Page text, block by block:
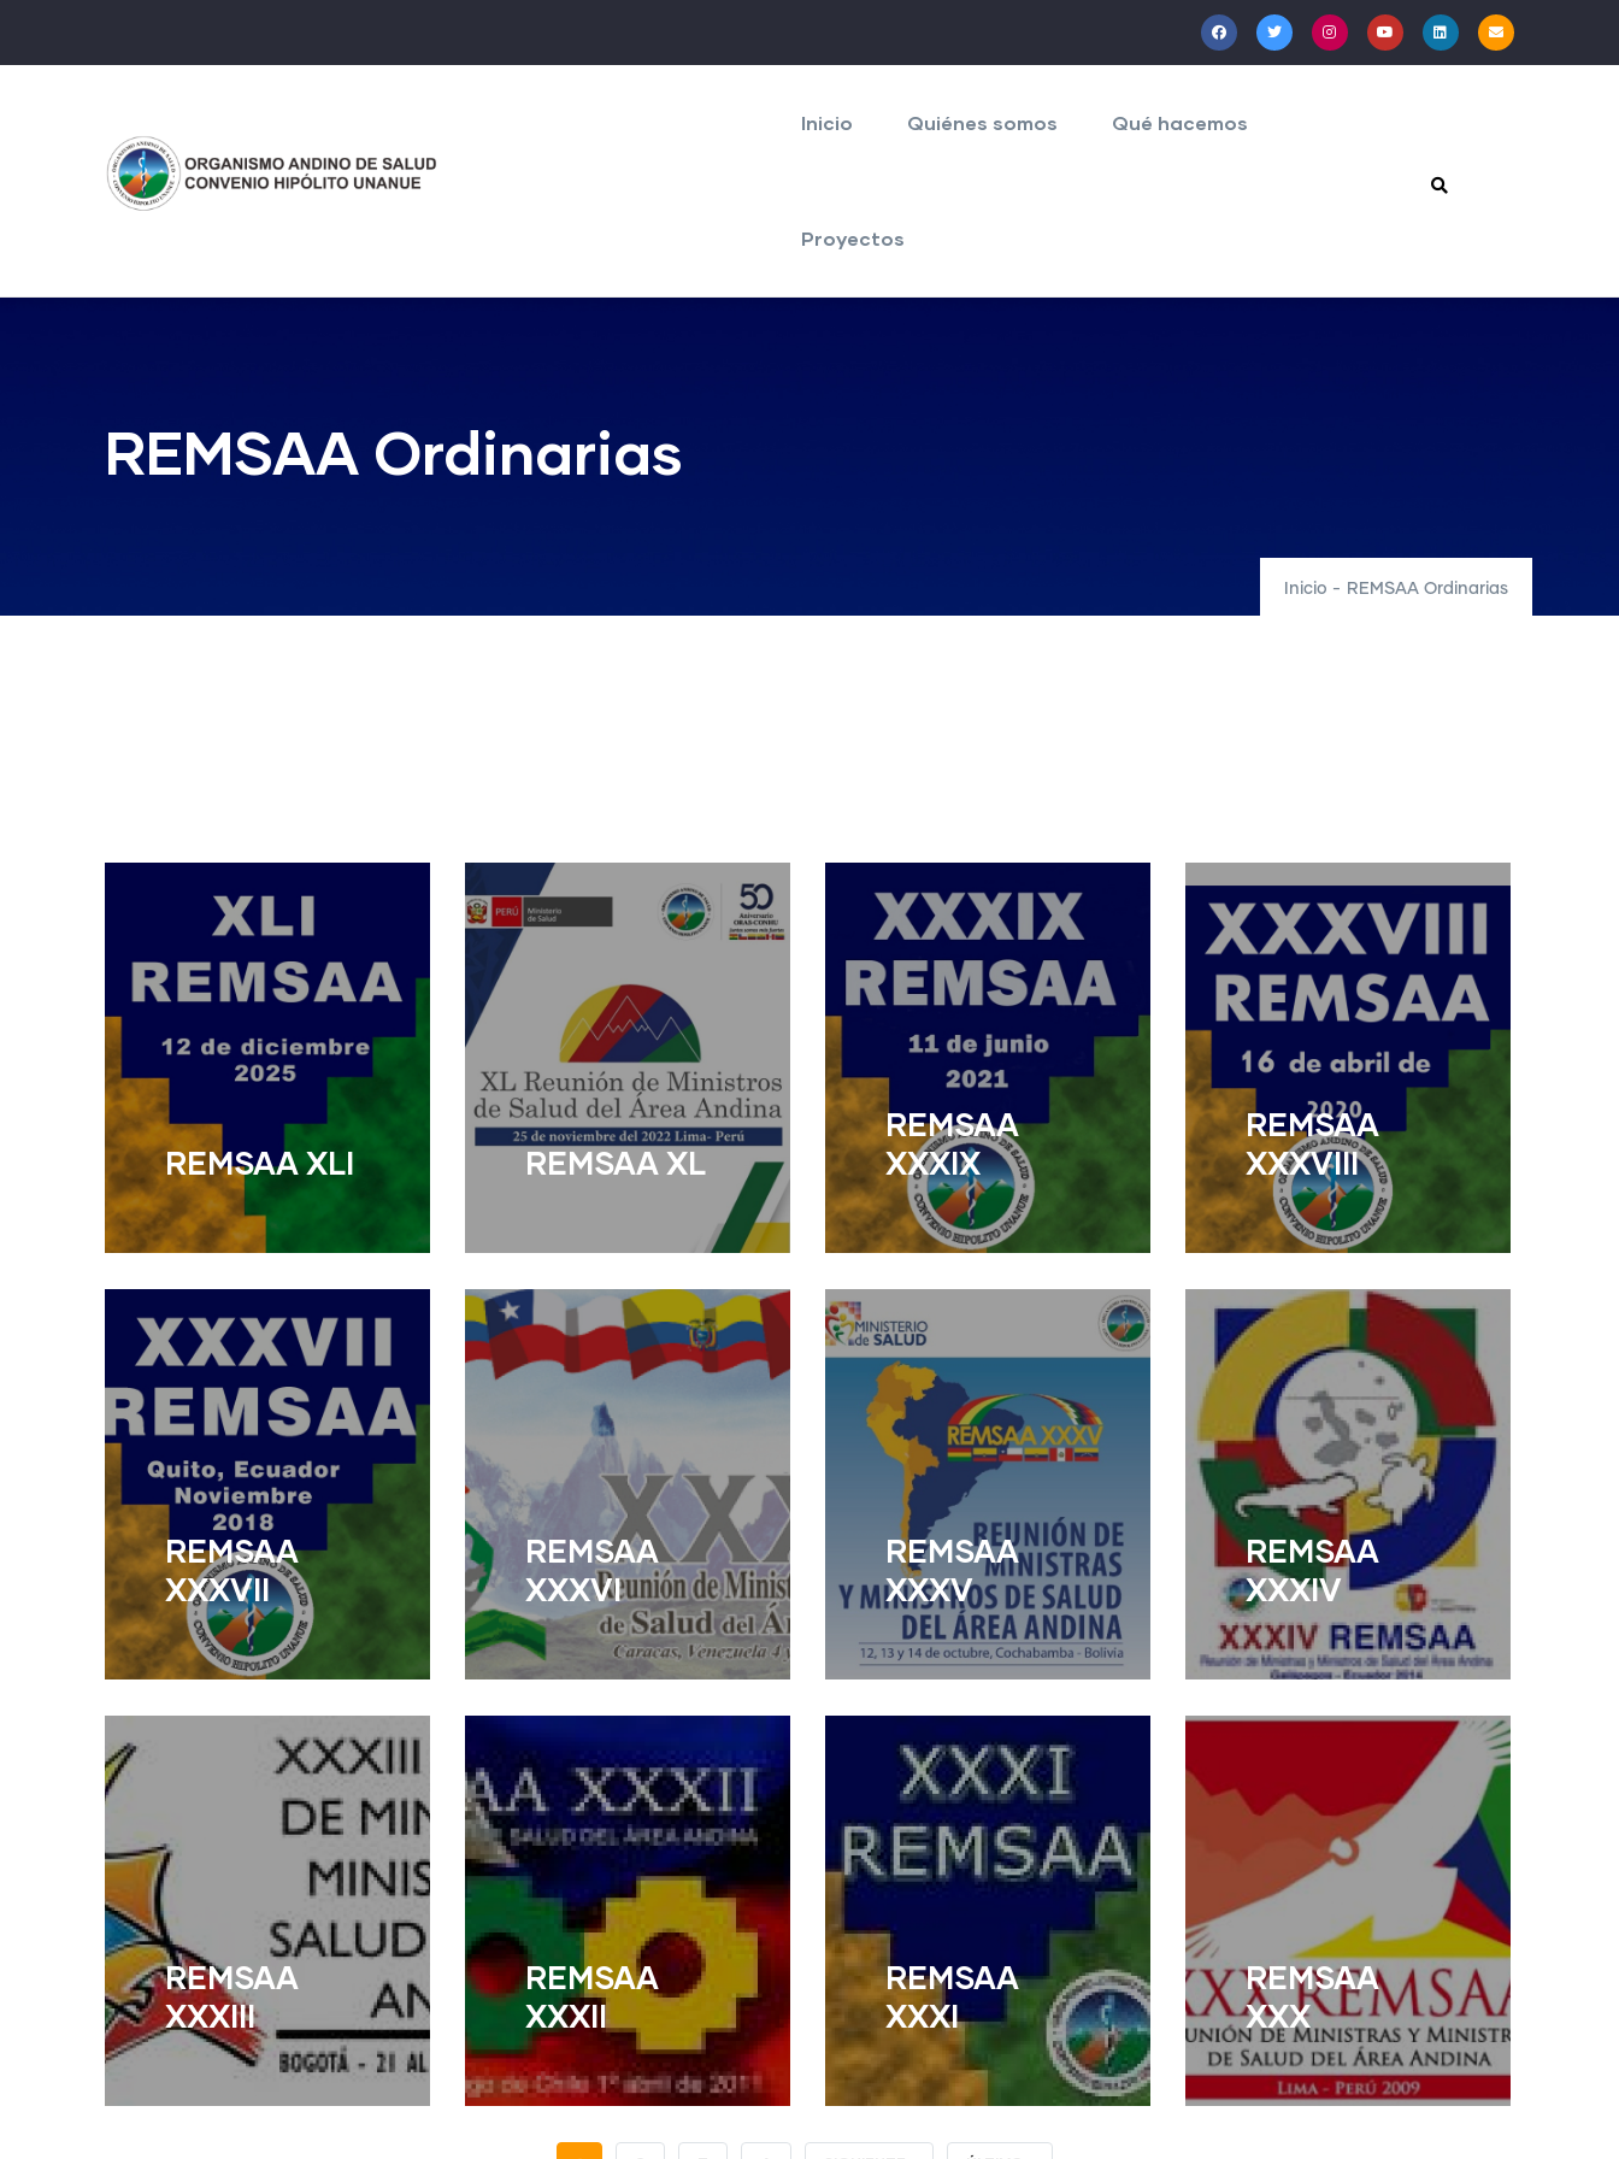
al
principal
Inicio Quiénes somos Qué hacemos
Proyectos
REMSAA Ordinarias
Inicio - REMSAA Ordinarias
REMSAA XLI
Read More
REMSAA XL
Read More
REMSAA
XXXIX
Read More
REMSAA
XXXVIII
Read More
REMSAA
XXXVII
REMSAA
XXXVI
Read More
REMSAA
XXXV
Read More
REMSAA
XXXIV
REMSAA
XXXIII
REMSAA
XXXII
REMSAA
XXXI
REMSAA
XXX